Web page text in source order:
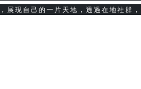
展現自己的一片天地，透過在地社群